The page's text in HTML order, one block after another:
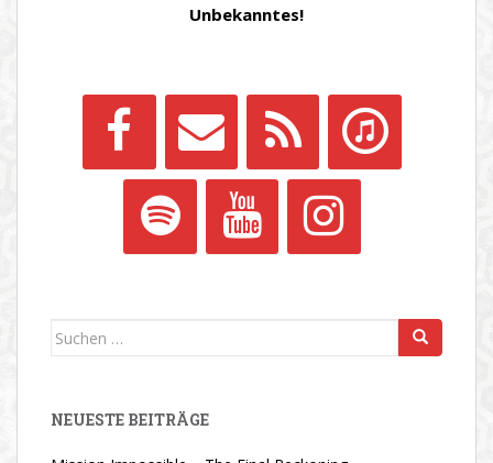
Unbekanntes!
Suchen
NEUESTE BEITRÄGE